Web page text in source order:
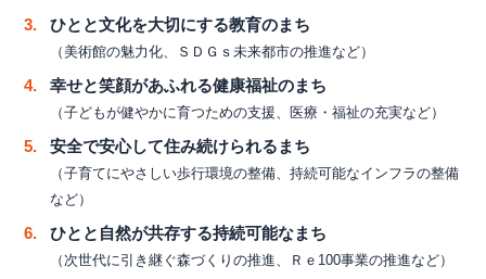
ひとと文化を大切にする教育のまち
（美術館の魅力化、ＳＤＧｓ未来都市の推進など）
幸せと笑顔があふれる健康福祉のまち
（子どもが健やかに育つための支援、医療・福祉の充実など）
安全で安心して住み続けられるまち
（子育てにやさしい歩行環境の整備、持続可能なインフラの整備
など）
ひとと自然が共存する持続可能なまち
（次世代に引き継ぐ森づくりの推進、Ｒｅ100事業の推進など）